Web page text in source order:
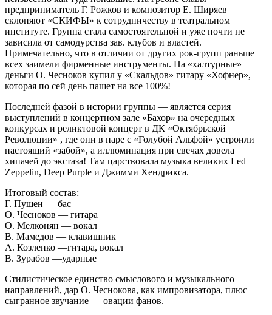
предприниматель Г. Рожков и композитор Е. Ширяев
склоняют «СКИФЫ» к сотрудничеству в театральном
институте. Группа стала самостоятельной и уже почти не
зависила от самодурства зав. клубов и властей.
Примечательно, что в отличии от других рок-групп раньше
всех заимели фирменные инструменты. На «халтурные»
деньги О. Чесноков купил у «Скальдов» гитару «Хофнер»,
которая по сей день пашет на все 100%!
Последней фазой в истории группы — является серия
выступлений в концертном зале «Бахор» на очередных
конкурсах и реликтовой концерт в ДК «Октябрьской
Революции» , где они в паре с «Голубой Альфой» устроили
настоящий «забой», а иллюминация при свечах довела
хипачей до экстаза! Там царствовала музыка великих Led
Zeppelin, Deep Purple и Джимми Хендрикса.
Итоговый состав:
Г. Пушен — бас
О. Чесноков — гитара
О. Мелконян — вокал
В. Мамедов — клавишник
А. Козленко —гитара, вокал
В. Зурабов —ударные
Стилистическое единство смыслового и музыкального
направлений, дар О. Чеснокова, как импровизатора, плюс
сыгранное звучание — овации фанов.